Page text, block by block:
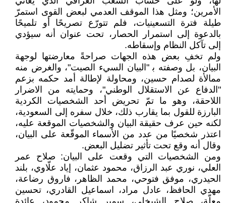
الأمرين؛ ومثل هذا الموقف العدمي لبعض القوى استمرّ
طيلة فترة التسعينيات، فلم تتورّع تصريحًا أو تلميحًا
بالدعوة إلى استمرار الحصار، تحت عنوان أنه سيؤدي
إلى تآكل النظام وإسقاطه.
ولم تخفِ بعض هذه الجهات صراحةً معارضتها لوجهة
البيان، بل وصفته ﺑ "البيان السيء الصيت"، والغرض منه
ممالأة لصدام حسين، ومحاولة لإطالة أمد حكمه بزعم
"الدفاع عن الاستقلال الوطني"، وحمايته من الاضرار
اللاحقة، وهو ما تمّ تحريض أحد الشخصيات الكردية
البارزة للقول بما يقارب ذلك، خلال سفره إلى السعودية،
لكنه حين عرف حقيقة البيان والشخصيات الموقعة عليه،
اعتذر شخصيًا من عدد من الأسماء الموقّعة على البيان،
وقال أنه وقع تحت تأثير تضليل البعض.
ومن الشخصيات التي وقعت على البيان: صلاح عمر
العلي، نوري عبد الرزاق، محمود عثمان، إياد علّاوي، بلند
الحيدري، موفق فتوحي، محمد الظاهر، فاروق رضاعة،
مهدي الحافظ، عادل مراد، اسماعيل القادري، تحسين